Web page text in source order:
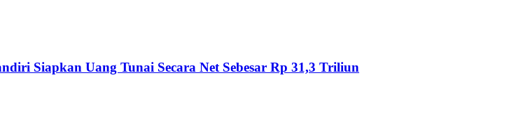
Siapkan Uang Tunai Secara Net Sebesar Rp 31,3 Triliun